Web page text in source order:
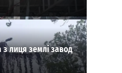
з лиця землі завод